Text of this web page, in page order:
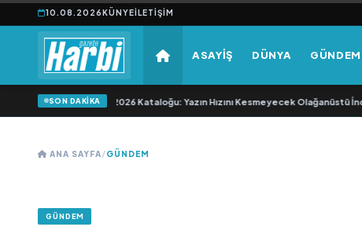
10.08.2026KÜNYEİLETIŞIM
ASAYİŞ DÜNYA GÜNDEM
SON DAKİKA
30 Haziran 2026 Kataloğu: Yazın Hızını Kesmeyecek Olağanüstü İndirimler!•
ANA SAYFA/GÜNDEM
GÜNDEM